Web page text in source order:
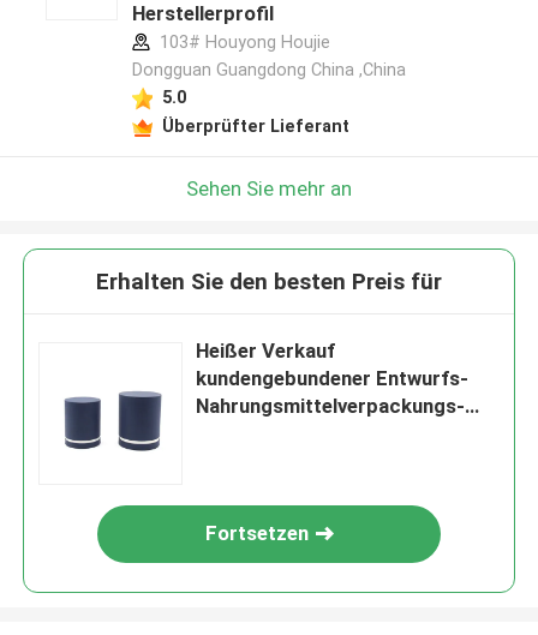
Herstellerprofil
103# Houyong Houjie
Dongguan Guangdong China ,China
5.0
Überprüfter Lieferant
Sehen Sie mehr an
Erhalten Sie den besten Preis für
Heißer Verkauf
kundengebundener Entwurfs-
Nahrungsmittelverpackungs-
Fortsetzen